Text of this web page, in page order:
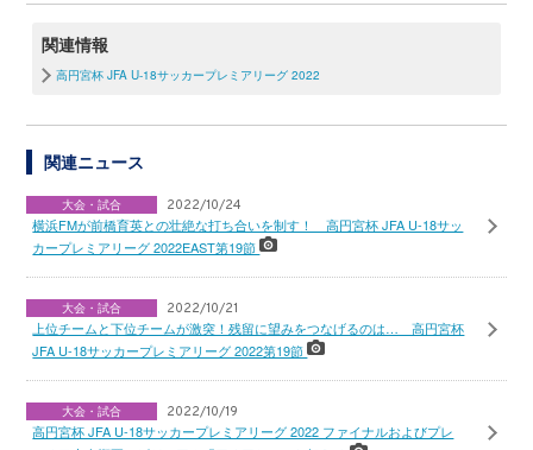
関連情報
高円宮杯 JFA U-18サッカープレミアリーグ 2022
関連ニュース
大会・試合 2022/10/24
横浜FMが前橋育英との壮絶な打ち合いを制す！ 高円宮杯 JFA U-18サッ
カープレミアリーグ 2022EAST第19節
大会・試合 2022/10/21
上位チームと下位チームが激突！残留に望みをつなげるのは… 高円宮杯
JFA U-18サッカープレミアリーグ 2022第19節
大会・試合 2022/10/19
高円宮杯 JFA U-18サッカープレミアリーグ 2022 ファイナルおよびプレ